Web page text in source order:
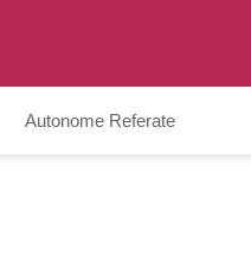
Autonome Referate